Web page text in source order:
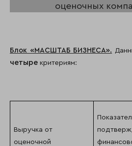
оценочных
Блок «МАСШТАБ БИЗНЕСА».
четыре критериям:
Выручка от
оценочной